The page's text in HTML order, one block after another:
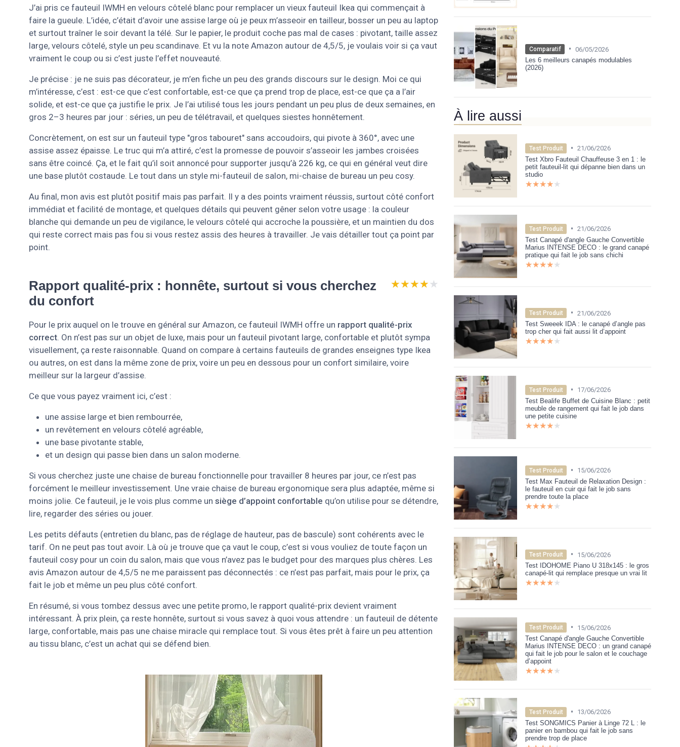
J’ai pris ce fauteuil IWMH en velours côtelé blanc pour remplacer un vieux fauteuil Ikea qui commençait à
faire la gueule. L’idée, c’était d’avoir une assise large où je peux m’asseoir en tailleur, bosser un peu au laptop
et surtout traîner le soir devant la télé. Sur le papier, le produit coche pas mal de cases : pivotant, taille assez
large, velours côtelé, style un peu scandinave. Et vu la note Amazon autour de 4,5/5, je voulais voir si ça vaut
vraiment le coup ou si c’est juste l’effet nouveauté.
Je précise : je ne suis pas décorateur, je m’en fiche un peu des grands discours sur le design. Moi ce qui
m’intéresse, c’est : est-ce que c’est confortable, est-ce que ça prend trop de place, est-ce que ça a l’air
solide, et est-ce que ça justifie le prix. Je l’ai utilisé tous les jours pendant un peu plus de deux semaines, en
gros 2–3 heures par jour : séries, un peu de télétravail, et quelques siestes honnêtement.
Concrètement, on est sur un fauteuil type "gros tabouret" sans accoudoirs, qui pivote à 360°, avec une
assise assez épaisse. Le truc qui m’a attiré, c’est la promesse de pouvoir s’asseoir les jambes croisées
sans être coincé. Ça, et le fait qu’il soit annoncé pour supporter jusqu’à 226 kg, ce qui en général veut dire
une base plutôt costaude. Le tout dans un style mi-fauteuil de salon, mi-chaise de bureau un peu cosy.
Au final, mon avis est plutôt positif mais pas parfait. Il y a des points vraiment réussis, surtout côté confort
immédiat et facilité de montage, et quelques détails qui peuvent gêner selon votre usage : la couleur
blanche qui demande un peu de vigilance, le velours côtelé qui accroche la poussière, et un maintien du dos
qui reste correct mais pas fou si vous restez assis des heures à travailler. Je vais détailler tout ça point par
point.
Rapport qualité-prix : honnête, surtout si vous cherchez
du confort
★★★★★
★★★★★
Pour le prix auquel on le trouve en général sur Amazon, ce fauteuil IWMH offre un rapport qualité-prix
correct. On n’est pas sur un objet de luxe, mais pour un fauteuil pivotant large, confortable et plutôt sympa
visuellement, ça reste raisonnable. Quand on compare à certains fauteuils de grandes enseignes type Ikea
ou autres, on est dans la même zone de prix, voire un peu en dessous pour un confort similaire, voire
meilleur sur la largeur d’assise.
Ce que vous payez vraiment ici, c’est :
une assise large et bien rembourrée,
un revêtement en velours côtelé agréable,
une base pivotante stable,
et un design qui passe bien dans un salon moderne.
Si vous cherchez juste une chaise de bureau fonctionnelle pour travailler 8 heures par jour, ce n’est pas
forcément le meilleur investissement. Une vraie chaise de bureau ergonomique sera plus adaptée, même si
moins jolie. Ce fauteuil, je le vois plus comme un siège d’appoint confortable qu’on utilise pour se détendre,
lire, regarder des séries ou jouer.
Les petits défauts (entretien du blanc, pas de réglage de hauteur, pas de bascule) sont cohérents avec le
tarif. On ne peut pas tout avoir. Là où je trouve que ça vaut le coup, c’est si vous vouliez de toute façon un
fauteuil cosy pour un coin du salon, mais que vous n’avez pas le budget pour des marques plus chères. Les
avis Amazon autour de 4,5/5 ne me paraissent pas déconnectés : ce n’est pas parfait, mais pour le prix, ça
fait le job et même un peu plus côté confort.
En résumé, si vous tombez dessus avec une petite promo, le rapport qualité-prix devient vraiment
intéressant. À prix plein, ça reste honnête, surtout si vous savez à quoi vous attendre : un fauteuil de détente
large, confortable, mais pas une chaise miracle qui remplace tout. Si vous êtes prêt à faire un peu attention
au tissu blanc, c’est un achat qui se défend bien.
Comparatif • 06/05/2026
Les 6 meilleurs canapés modulables
(2026)
À lire aussi
Test Produit • 21/06/2026
Test Xbro Fauteuil Chauffeuse 3 en 1 : le
petit fauteuil-lit qui dépanne bien dans un
studio
★★★★★
★★★★★
Test Produit • 21/06/2026
Test Canapé d'angle Gauche Convertible
Marius INTENSE DECO : le grand canapé
pratique qui fait le job sans chichi
★★★★★
★★★★★
Test Produit • 21/06/2026
Test Sweeek IDA : le canapé d’angle pas
trop cher qui fait aussi lit d’appoint
★★★★★
★★★★★
Test Produit •
17/06/2026
Test Bealife Buffet de Cuisine Blanc : petit
meuble de rangement qui fait le job dans
une petite cuisine
★★★★★
★★★★★
Test Produit •
15/06/2026
Test Max Fauteuil de Relaxation Design :
le fauteuil en cuir qui fait le job sans
prendre toute la place
★★★★★
★★★★★
Test Produit •
15/06/2026
Test IDOHOME Piano U 318x145 : le gros
canapé-lit qui remplace presque un vrai lit
★★★★★
★★★★★
Test Produit •
15/06/2026
Test Canapé d'angle Gauche Convertible
Marius INTENSE DECO : un grand canapé
qui fait le job pour le salon et le couchage
d’appoint
★★★★★
★★★★★
Test Produit •
13/06/2026
Test SONGMICS Panier à Linge 72 L : le
panier en bambou qui fait le job sans
prendre trop de place